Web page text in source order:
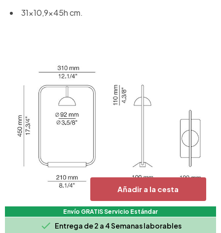
Añadir a la cesta
Envío GRATIS Servicio Estándar
 Entrega de 2 a 4 Semanas laborables
31x10,9x45h cm.